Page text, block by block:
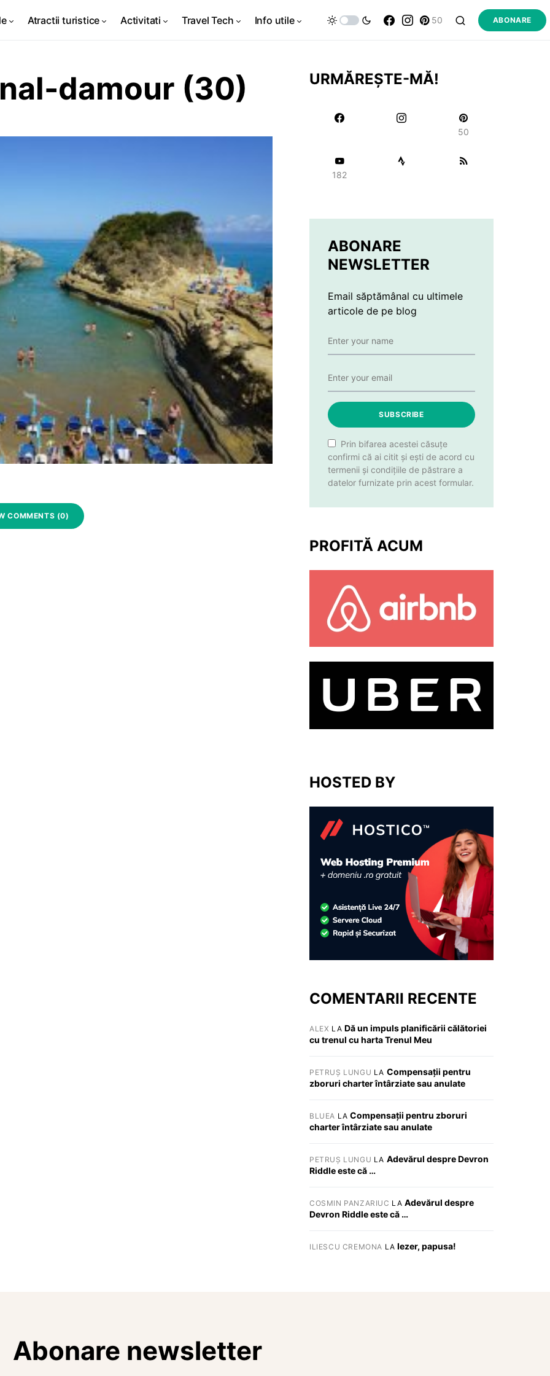
Atractii turistice Activitati Travel Tech Info utile 50 ABONARE
damour (30)
COMMENTS (0)
URMĂREȘTE-MĂ!
50
182
ABONARE
NEWSLETTER
Email săptămânal cu ultimele
articole de pe blog
SUBSCRIBE
Prin bifarea acestei căsuțe
confirmi că ai citit și ești de acord cu
termenii și condițiile de păstrare a
datelor furnizate prin acest formular.
PROFITĂ ACUM
HOSTED BY
COMENTARII RECENTE
ALEX LA Dă un impuls planificării călătoriei
cu trenul cu harta Trenul Meu
PETRUȘ LUNGU LA Compensații pentru
zboruri charter întârziate sau anulate
BLUEA LACompensații pentru zboruri
charter întârziate sau anulate
PETRUȘ LUNGU LA Adevărul despre Devron
Riddle este că …
COSMIN PANZARIUC LA Adevărul despre
Devron Riddle este că …
ILIESCU CREMONA LA Iezer, papusa!
Abonare newsletter